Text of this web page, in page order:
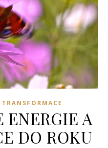
TRANSFORMACE
ENERGIE A
DO ROKU